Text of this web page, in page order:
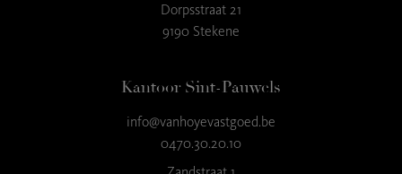
Dorpsstraat 21
9190 Stekene
Kantoor Sint-Pauwels
info@vanhoyevastgoed.be
0470.30.20.10